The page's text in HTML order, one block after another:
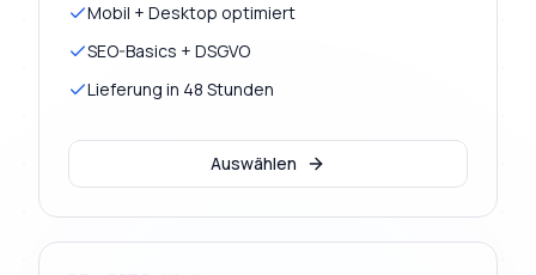
Mobil + Desktop optimiert
SEO-Basics + DSGVO
Lieferung in 48 Stunden
Auswählen